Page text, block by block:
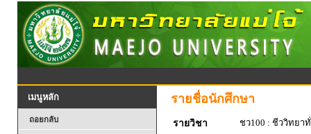
เมนูหลัก
ถอยกลับ
รายชื่อนักศึกษา
รายวิชา
ชว100 : ชีววิทยา